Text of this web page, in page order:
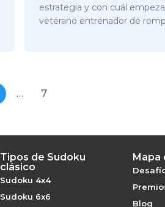
estrategia y con cuál
veterano entrenador de
… 7
Tipos de Sudoku
clásico
Sudoku 4x4
Sudoku 6x6
Mapa
Blog